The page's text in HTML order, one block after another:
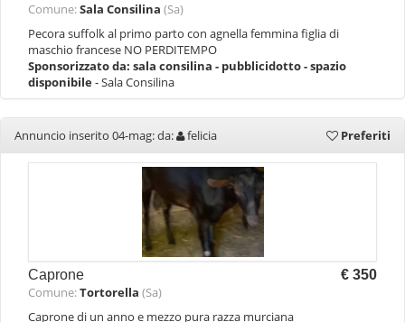
Comune:Sala Consilina (Sa)
Pecora suffolk al primo parto con agnella femmina figlia di
maschio francese NO PERDITEMPO
Sponsorizzato da: sala consilina - pubblicidotto - spazio
disponibile- Sala Consilina
Annuncio inserito 04-mag: da: felicia Preferiti
Caprone € 350
Comune:Tortorella (Sa)
Caprone di un anno e mezzo pura razza murciana